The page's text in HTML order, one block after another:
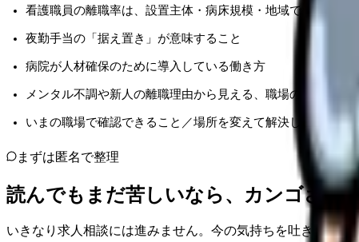
看護職員の離職率は、設置主体・病床規模・地域でどう違うの
夜勤手当の「据え置き」が意味すること
病院が人材確保のために導入している働き方
メンタル不調や新人の離職理由から見える、職場の安全文化
いまの職場で確認できること／場所を変えて解決しやすいこ
まずは匿名で整理
読んでもまだ苦しいなら、カンゴさん
いきなり求人相談には進みません。今の気持ちを吐き出し